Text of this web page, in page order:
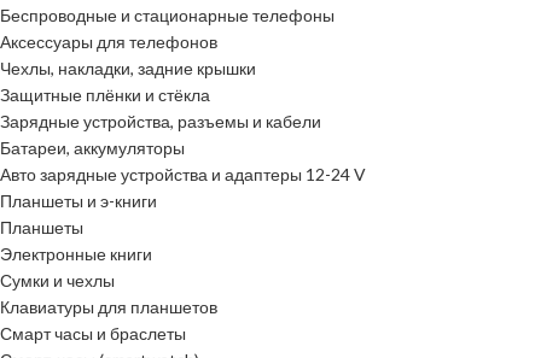
Беспроводные и стационарные телефоны
Аксессуары для телефонов
Чехлы, накладки, задние крышки
Защитные плёнки и стёкла
Зарядные устройства, разъемы и кабели
Батареи, аккумуляторы
Авто зарядные устройства и адаптеры 12-24 V
Планшеты и э-книги
Планшеты
Электронные книги
Сумки и чехлы
Клавиатуры для планшетов
Смарт часы и браслеты